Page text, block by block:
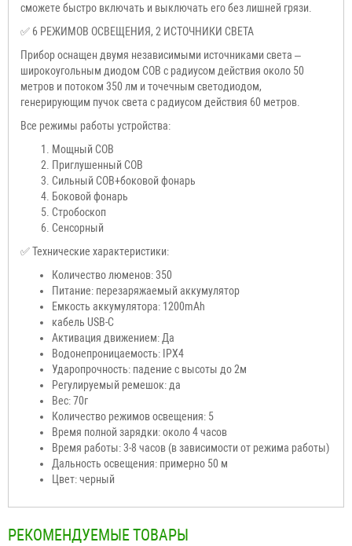
сможете быстро включать и выключать его без лишней грязи.
✅ 6 РЕЖИМОВ ОСВЕЩЕНИЯ, 2 ИСТОЧНИКИ СВЕТА
Прибор оснащен двумя независимыми источниками света –
широкоугольным диодом COB с радиусом действия около 50
метров и потоком 350 лм и точечным светодиодом,
генерирующим пучок света с радиусом действия 60 метров.
Все режимы работы устройства:
Мощный COB
Приглушенный COB
Сильный COB+боковой фонарь
Боковой фонарь
Стробоскоп
Сенсорный
✅ Технические характеристики:
Количество люменов: 350
Питание: перезаряжаемый аккумулятор
Емкость аккумулятора: 1200mAh
кабель USB-C
Активация движением: Да
Водонепроницаемость: IPX4
Ударопрочность: падение с высоты до 2м
Регулируемый ремешок: да
Вес: 70г
Количество режимов освещения: 5
Время полной зарядки: около 4 часов
Время работы: 3-8 часов (в зависимости от режима работы)
Дальность освещения: примерно 50 м
Цвет: черный
РЕКОМЕНДУЕМЫЕ ТОВАРЫ